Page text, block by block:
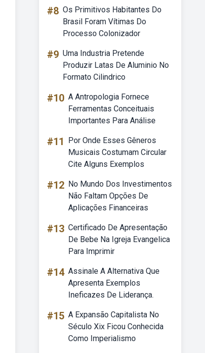
#8 Os Primitivos Habitantes Do
Brasil Foram Vítimas Do
Processo Colonizador
#9 Uma Industria Pretende
Produzir Latas De Aluminio No
Formato Cilindrico
#10 A Antropologia Fornece
Ferramentas Conceituais
Importantes Para Análise
#11
Por Onde Esses Gêneros
Musicais Costumam Circular
Cite Alguns Exemplos
#12 No Mundo Dos Investimentos
Não Faltam Opções De
Aplicações Financeiras
#13 Certificado De Apresentação
De Bebe Na Igreja Evangelica
Para Imprimir
#14 Assinale A Alternativa Que
Apresenta Exemplos
Ineficazes De Liderança.
#15 A Expansão Capitalista No
Século Xix Ficou Conhecida
Como Imperialismo